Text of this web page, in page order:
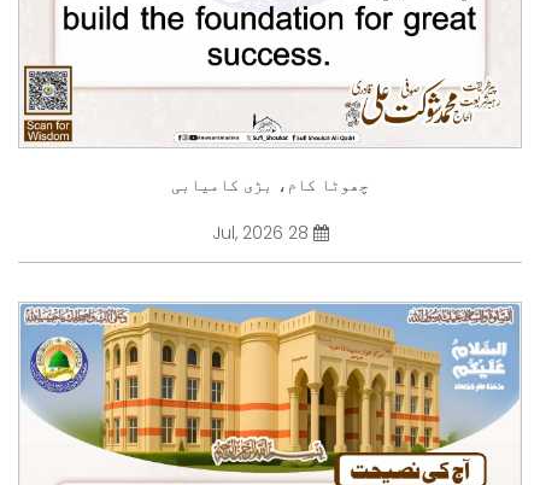
چھوٹا کام، بڑی کامیابی